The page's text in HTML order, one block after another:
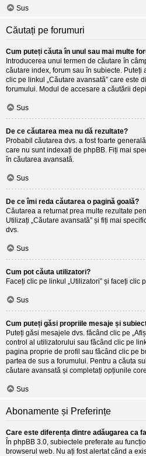
Sus
Căutați pe forumuri
Cum puteți căuta în unul sau mai multe
Introducerea unui termen de căutare în
căutare index, forum sau în subiecte. Puteți
clic pe linkul „Căutare avansată” care este
forumului. Modul de accesare a căutării
Sus
De ce căutarea mea nu dă rezultate?
Probabil căutarea dvs. a fost foarte
care nu sunt indexați de phpBB. Fiți mai
în căutarea avansată.
Sus
De ce îmi reda căutarea o pagină goală?
Căutarea a returnat prea multe rezultate
Utilizați „Căutare avansată” și fiți mai
dvs.
Sus
Cum pot căuta utilizatori?
Faceți clic pe linkul „Utilizatori” și faceți clic
Sus
Cum puteți găsi propriile mesaje și
Puteți găsi mesajele dvs. făcând clic pe
control al utilizatorului sau făcând clic pe
pagina proprie de profil sau făcând clic pe
partea de sus a forumului. Pentru a căuta
căutare avansată și completați opțiunile
Sus
Abonamente și Preferințe
Care este diferența dintre adăugarea ca
În phpBB 3.0, subiectele preferate au
browserul web. Nu ați fost alertat când a